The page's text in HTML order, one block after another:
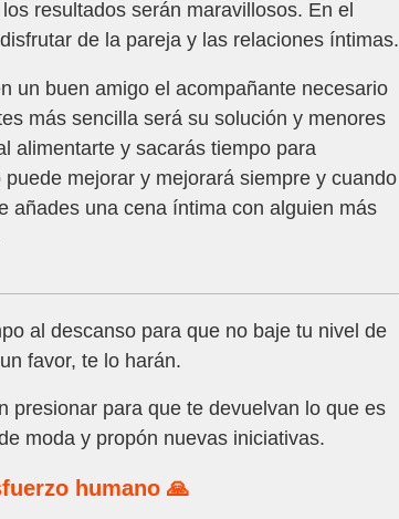
resultados serán maravillosos. En el
de la pareja y las relaciones íntimas.
un buen amigo el acompañante necesario
más sencilla será su solución y menores
alimentarte y sacarás tiempo para
mejorar y mejorará siempre y cuando
añades una cena íntima con alguien más
al descanso para que no baje tu nivel de
favor, te lo harán.
presionar para que te devuelvan lo que es
moda y propón nuevas iniciativas.
humano 🙏